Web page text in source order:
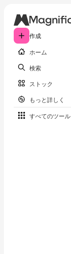
作成
ホーム
検索
ストック
もっと詳しく
すべてのツール